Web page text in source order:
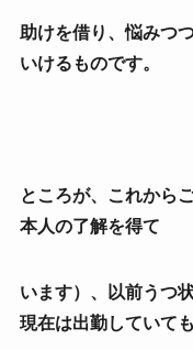
助けを借り、悩みつ
いけるものです。
ところが、これから
本人の了解を得て
います） 、以前うつ
現在は出勤していても